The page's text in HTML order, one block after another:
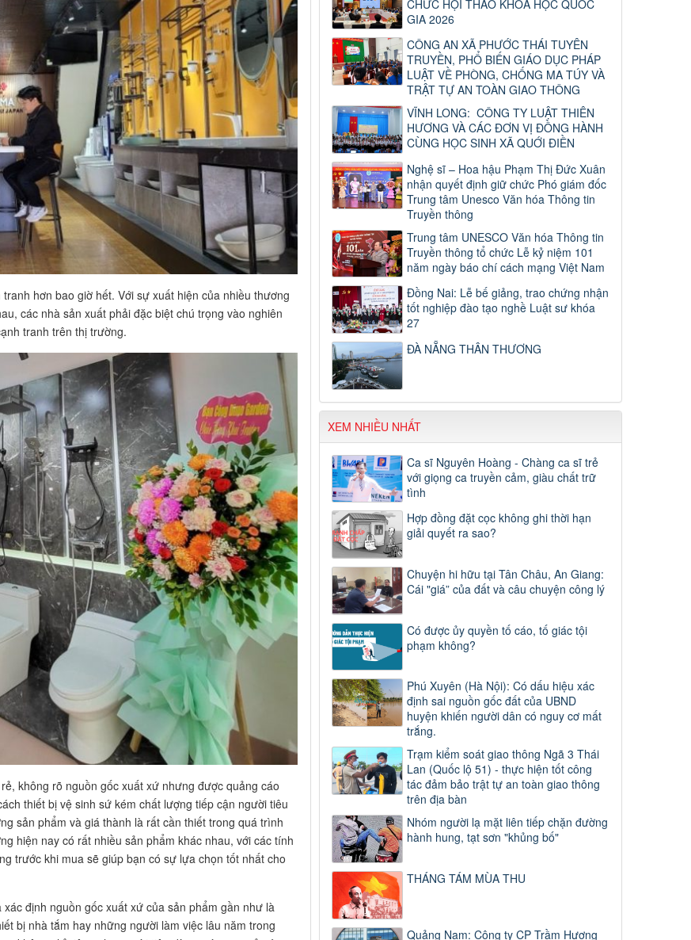
hơn bao giờ hết. Với sự xuất hiện của nhiều thương
các nhà sản xuất phải đặc biệt chú trọng vào nghiên
tranh trên thị trường.
không rõ nguồn gốc xuất xứ nhưng được quảng cáo
thiết bị vệ sinh sứ kém chất lượng tiếp cận người tiêu
sản phẩm và giá thành là rất cần thiết trong quá trình
hiện nay có rất nhiều sản phẩm khác nhau, với các tính
trước khi mua sẽ giúp bạn có sự lựa chọn tốt nhất cho
định nguồn gốc xuất xứ của sản phẩm gần như là
bị nhà tắm hay những người làm việc lâu năm trong
CHỨC HỘI THẢO KHOA HỌC QUỐC
GIA 2026
CÔNG AN XÃ PHƯỚC THÁI TUYÊN
TRUYỀN, PHỔ BIẾN GIÁO DỤC PHÁP
LUẬT VỀ PHÒNG, CHỐNG MA TÚY VÀ
TRẬT TỰ AN TOÀN GIAO THÔNG
VĨNH LONG: CÔNG TY LUẬT THIÊN
HƯƠNG VÀ CÁC ĐƠN VỊ ĐỒNG HÀNH
CÙNG HỌC SINH XÃ QUỚI ĐIỀN
Nghệ sĩ – Hoa hậu Phạm Thị Đức Xuân
nhận quyết định giữ chức Phó giám đốc
Trung tâm Unesco Văn hóa Thông tin
Truyền thông
Trung tâm UNESCO Văn hóa Thông tin
Truyền thông tổ chức Lễ kỷ niệm 101
năm ngày báo chí cách mạng Việt Nam
Đồng Nai: Lễ bế giảng, trao chứng nhận
tốt nghiệp đào tạo nghề Luật sư khóa
27
ĐÀ NẴNG THÂN THƯƠNG
XEM NHIỀU NHẤT
Ca sĩ Nguyên Hoàng - Chàng ca sĩ trẻ
với giọng ca truyền cảm, giàu chất trữ
tình
Hợp đồng đặt cọc không ghi thời hạn
giải quyết ra sao?
Chuyện hi hữu tại Tân Châu, An Giang:
Cái "giá” của đất và câu chuyện công lý
Có được ủy quyền tố cáo, tố giác tội
phạm không?
Phú Xuyên (Hà Nội): Có dấu hiệu xác
định sai nguồn gốc đất của UBND
huyện khiến người dân có nguy cơ mất
trắng.
Trạm kiểm soát giao thông Ngã 3 Thái
Lan (Quốc lộ 51) - thực hiện tốt công
tác đảm bảo trật tự an toàn giao thông
trên địa bàn
Nhóm người lạ mặt liên tiếp chặn đường
hành hung, tạt sơn "khủng bố"
THÁNG TÁM MÙA THU
Quảng Nam: Công ty CP Trầm Hương